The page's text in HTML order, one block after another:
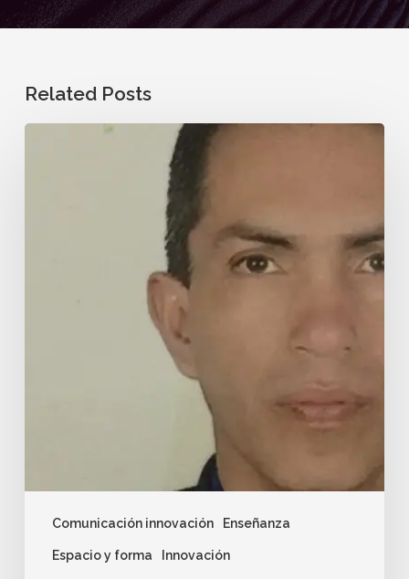
Related Posts
Comunicación innovación Enseñanza
Espacio y forma Innovación